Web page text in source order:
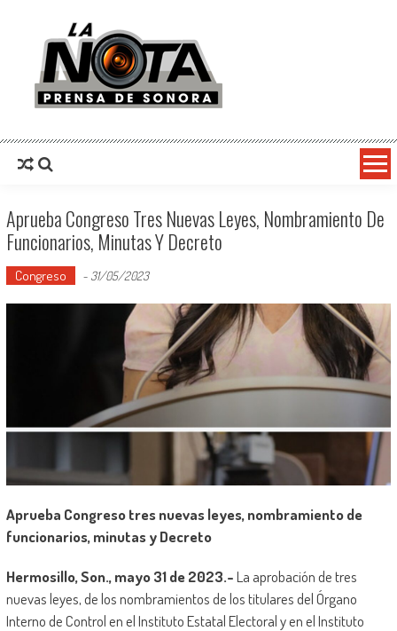
La Nota Prensa De Sonora
Aprueba Congreso Tres Nuevas Leyes, Nombramiento De
Funcionarios, Minutas Y Decreto
Congreso - 31/05/2023
Aprueba Congreso tres nuevas leyes, nombramiento de
funcionarios, minutas y Decreto
Hermosillo, Son., mayo 31 de 2023.-La aprobación de tres
nuevas leyes, de los nombramientos de los titulares del Órgano
Interno de Control en el Instituto Estatal Electoral y en el Instituto